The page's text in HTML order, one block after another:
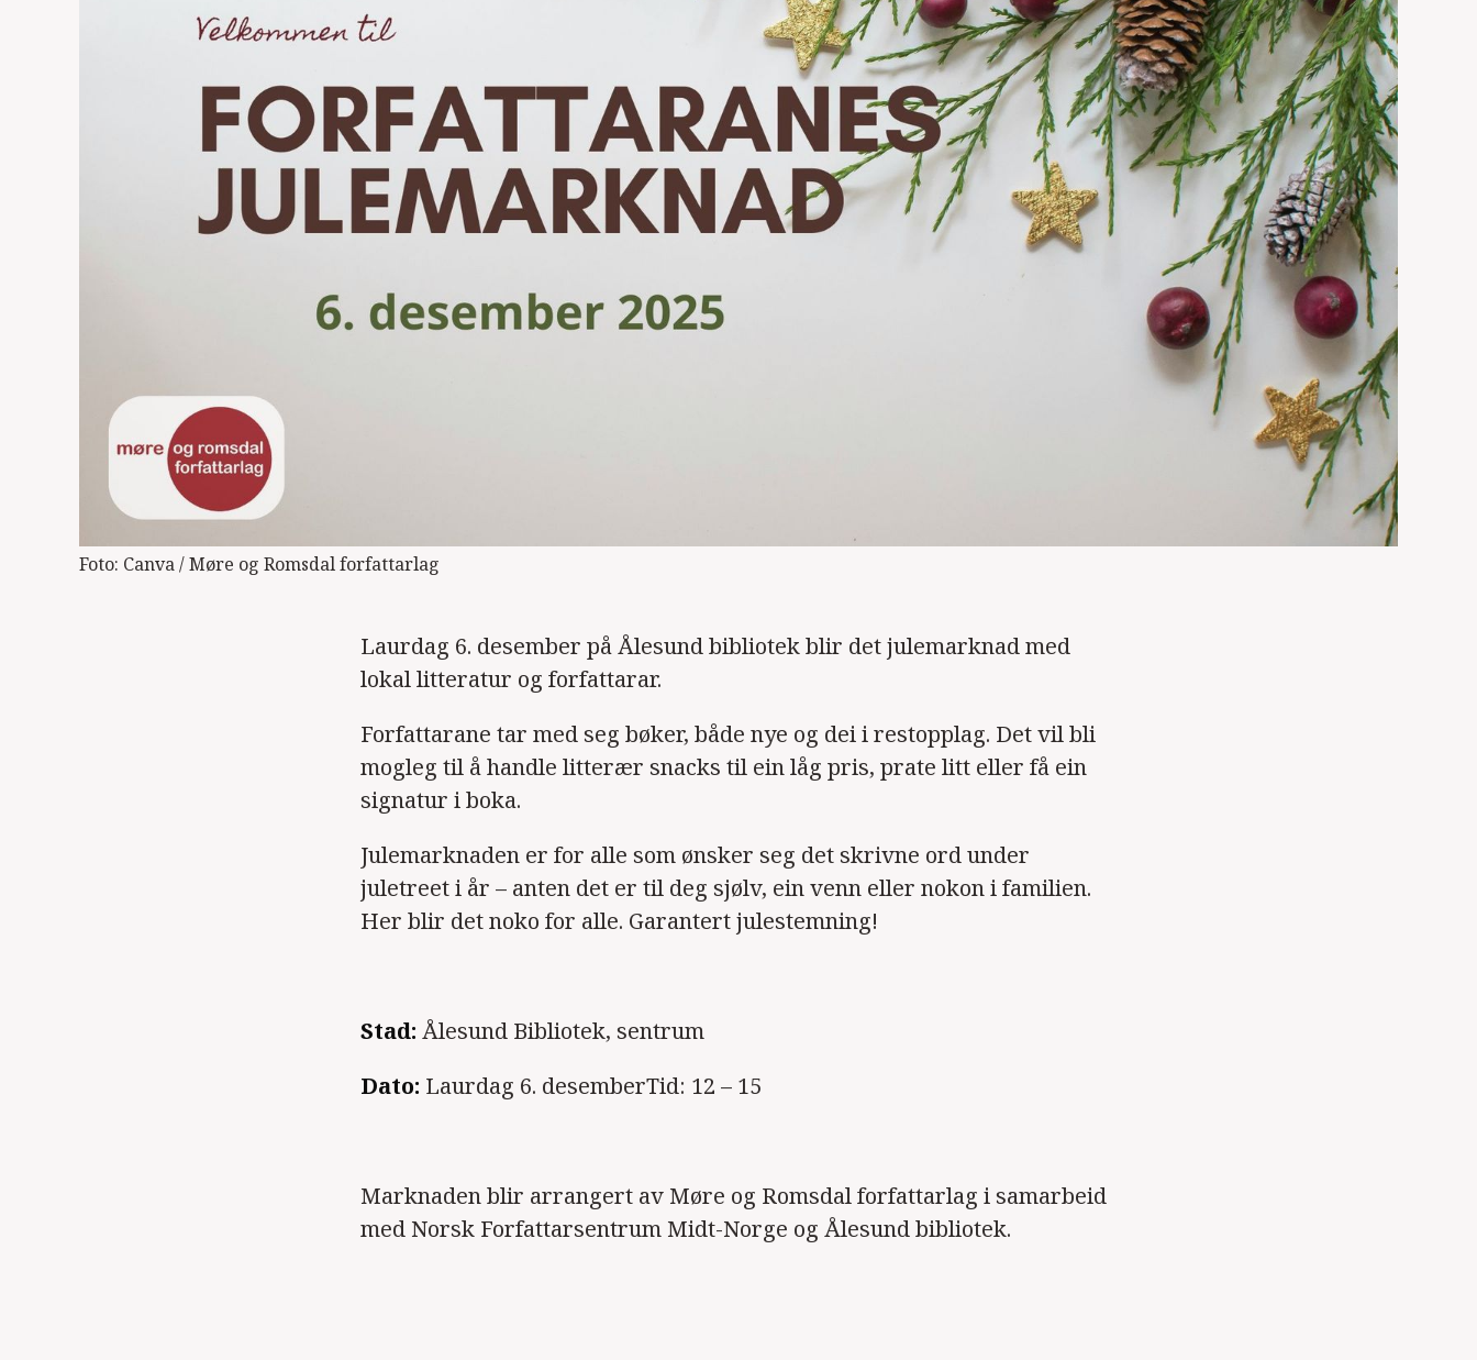
Foto: Canva / Møre og Romsdal forfattarlag
Laurdag 6. desember på Ålesund bibliotek blir det julemarknad med
lokal litteratur og forfattarar.
Forfattarane tar med seg bøker, både nye og dei i restopplag. Det vil bli
mogleg til å handle litterær snacks til ein låg pris, prate litt eller få ein
signatur i boka.
Julemarknaden er for alle som ønsker seg det skrivne ord under
juletreet i år – anten det er til deg sjølv, ein venn eller nokon i familien.
Her blir det noko for alle. Garantert julestemning!
Stad: Ålesund Bibliotek, sentrum
Dato: Laurdag 6. desemberTid: 12 – 15
Marknaden blir arrangert av Møre og Romsdal forfattarlag i samarbeid
med Norsk Forfattarsentrum Midt-Norge og Ålesund bibliotek.